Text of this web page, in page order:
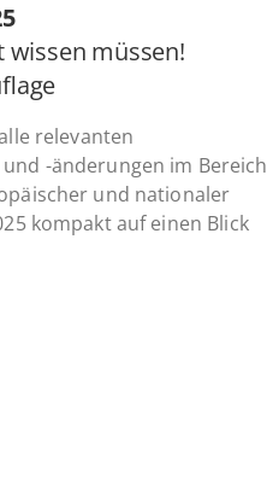
wissen müssen!
relevanten
-änderungen im Bereich
und nationaler
kompakt auf einen Blick